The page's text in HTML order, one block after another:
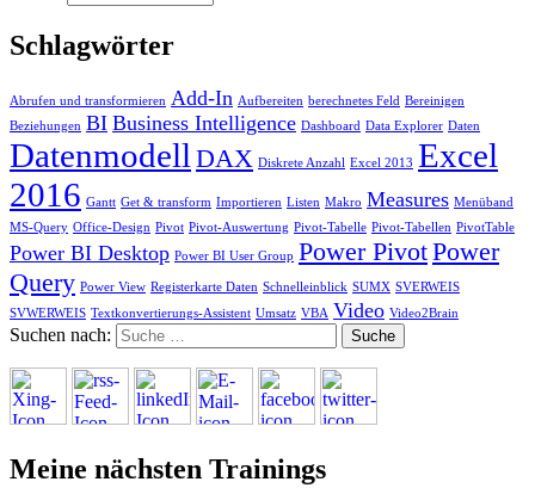
Schlagwörter
Abrufen und transformieren Add-In Aufbereiten berechnetes Feld Bereinigen
Beziehungen BI Business Intelligence Dashboard Data Explorer Daten
Datenmodell DAX Diskrete Anzahl Excel 2013 Excel
2016 Gantt Get & transform Importieren Listen Makro Measures Menüband
MS-Query Office-Design Pivot Pivot-Auswertung Pivot-Tabelle Pivot-Tabellen PivotTable
Power BI Desktop Power BI User Group Power PivotPower
Query Power View Registerkarte Daten Schnelleinblick SUMX SVERWEIS
SVWERWEIS Textkonvertierungs-Assistent Umsatz VBA Video Video2Brain
Suchen nach:
Meine nächsten Trainings